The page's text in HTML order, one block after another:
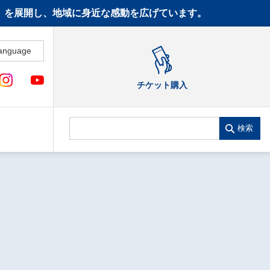
展開し、地域に身近な感動を広げています。
チケット購入
検索